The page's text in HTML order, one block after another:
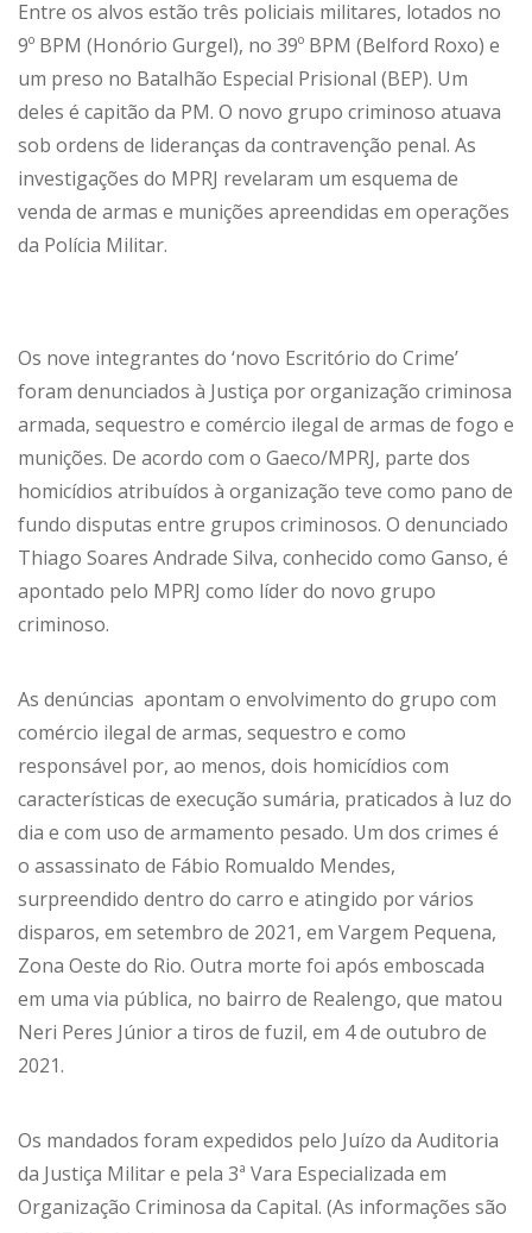
Entre os alvos estão três policiais militares, lotados no
9º BPM (Honório Gurgel), no 39º BPM (Belford Roxo) e
um preso no Batalhão Especial Prisional (BEP). Um
deles é capitão da PM. O novo grupo criminoso atuava
sob ordens de lideranças da contravenção penal. As
investigações do MPRJ revelaram um esquema de
venda de armas e munições apreendidas em operações
da Polícia Militar.
Os nove integrantes do ‘novo Escritório do Crime’
foram denunciados à Justiça por organização criminosa
armada, sequestro e comércio ilegal de armas de fogo e
munições. De acordo com o Gaeco/MPRJ, parte dos
homicídios atribuídos à organização teve como pano de
fundo disputas entre grupos criminosos. O denunciado
Thiago Soares Andrade Silva, conhecido como Ganso, é
apontado pelo MPRJ como líder do novo grupo
criminoso.
As denúncias apontam o envolvimento do grupo com
comércio ilegal de armas, sequestro e como
responsável por, ao menos, dois homicídios com
características de execução sumária, praticados à luz do
dia e com uso de armamento pesado. Um dos crimes é
o assassinato de Fábio Romualdo Mendes,
surpreendido dentro do carro e atingido por vários
disparos, em setembro de 2021, em Vargem Pequena,
Zona Oeste do Rio. Outra morte foi após emboscada
em uma via pública, no bairro de Realengo, que matou
Neri Peres Júnior a tiros de fuzil, em 4 de outubro de
2021.
Os mandados foram expedidos pelo Juízo da Auditoria
da Justiça Militar e pela 3ª Vara Especializada em
Organização Criminosa da Capital. (As informações são